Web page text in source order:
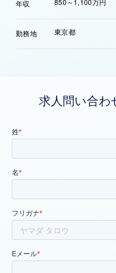
年収 850～1,100万円
勤務地 東京都
求人問い合わ